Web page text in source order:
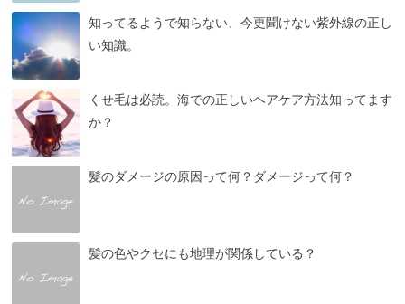
知ってるようで知らない、今更聞けない紫外線の正し
い知識。
くせ毛は必読。海での正しいヘアケア方法知ってます
か？
髪のダメージの原因って何？ダメージって何？
髪の色やクセにも地理が関係している？